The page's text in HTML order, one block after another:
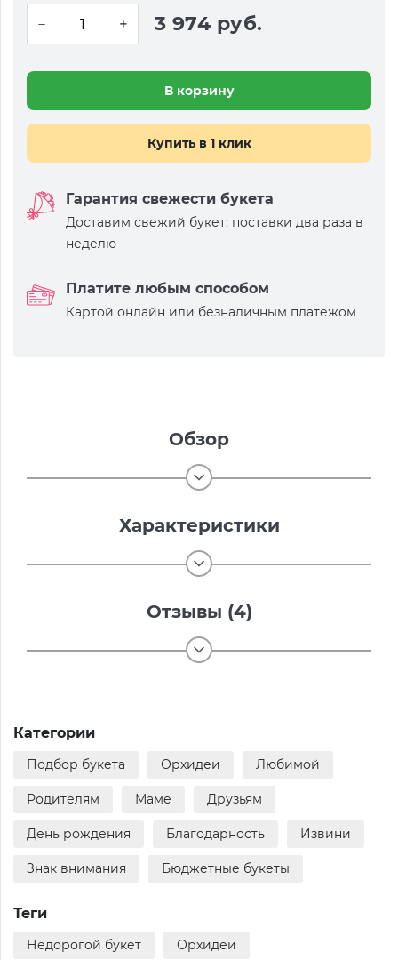
3 974 руб.
В корзину
Купить в 1 клик
Гарантия свежести букета
Доставим свежий букет: поставки два раза в
неделю
Платите любым способом
Картой онлайн или безналичным платежом
Обзор
Характеристики
Отзывы (4)
Категории
Подбор букета Орхидеи Любимой
Родителям Маме Друзьям
День рождения Благодарность Извини
Знак внимания Бюджетные букеты
Теги
Недорогой букет Орхидеи